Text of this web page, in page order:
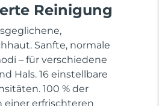
Reinigung
Sanfte, normale
– für verschiedene
Hals. 16 einstellbare
100 % der
einer erfrischteren